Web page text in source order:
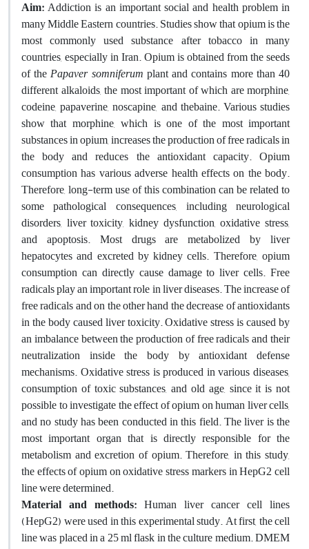
Aim:Addiction is an important social and health problem in
many Middle Eastern countries. Studies show that opium is the
most commonly used substance after tobacco in many
countries, especially in Iran. Opium is obtained from the seeds
of thePapaversomniferum plant and contains more than 40
different alkaloids, the most important of which are morphine,
codeine, papaverine, noscapine, and thebaine. Various studies
show that morphine, which is one of the most important
substances in opium, increases the production of free radicals in
the body and reduces the antioxidant capacity. Opium
consumption has various adverse health effects on the body.
Therefore, long-term use of this combination can be related to
some pathological consequences, including neurological
disorders, liver toxicity, kidney dysfunction, oxidative stress,
and apoptosis. Most drugs are metabolized by liver
hepatocytes and excreted by kidney cells. Therefore, opium
consumption can directly cause damage to liver cells. Free
radicals play an important role in liver diseases. The increase of
free radicals and on the other hand the decrease of antioxidants
in the body caused liver toxicity. Oxidative stress is caused by
an imbalance between the production of free radicals and their
neutralization inside the body by antioxidant defense
mechanisms. Oxidative stress is produced in various diseases,
consumption of toxic substances, and old age, since it is not
possible to investigate the effect of opium on human liver cells,
and no study has been conducted in this field. The liver is the
most important organ that is directly responsible for the
metabolism and excretion of opium. Therefore, in this study,
the effects of opium on oxidative stress markers in HepG2 cell
line were determined.
Material and methods: Human liver cancer cell lines
(HepG2) were used in this experimental study. At first, the cell
line was placed in a 25 ml flask in the culture medium. DMEM